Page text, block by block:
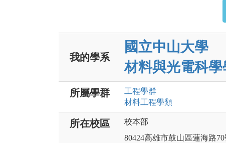
我的學系
國立中山大學
材料與光電科學
所屬學群 工程學群
材料工程學類
所在校區
校本部
80424高雄市鼓山區蓮海路70